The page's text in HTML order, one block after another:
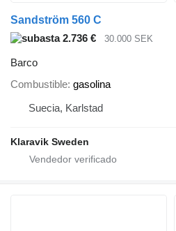
Sandström 560 C
2.736 €
30.000 SEK
Barco
Combustible gasolina
Suecia, Karlstad
Klaravik Sweden